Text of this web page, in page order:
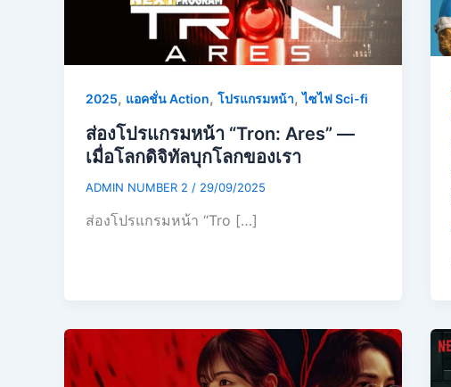
2025, แอคชั่น Action, โปรแกรมหน้า,ไซไฟ Sci-fi
ส่องโปรแกรมหน้า “Tron: Ares” —
เมื่อโลกดิจิทัลบุกโลกของเรา
ADMIN NUMBER 2 / 29/09/2025
ส่องโปรแกรมหน้า “Tro […]